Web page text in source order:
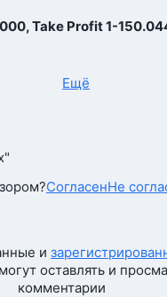
Take Profit 1-
Ещё
СогласенНе
и
оставлять и
комментарии